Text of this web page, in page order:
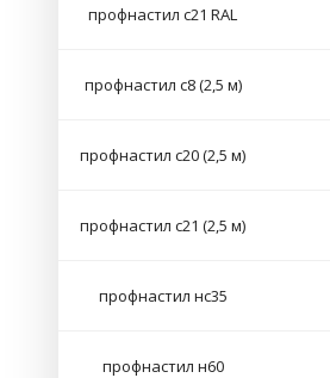
профнастил с21 RAL
профнастил с8 (2,5 м)
профнастил с20 (2,5 м)
профнастил с21 (2,5 м)
профнастил нс35
профнастил н60